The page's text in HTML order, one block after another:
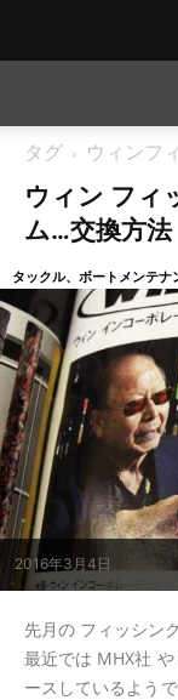
タグ ウィンフ
ウィン フィ
ム…交換方法
2016年3月4日
タックル、ボートメンテナ
先月の フィッシン
最近では MHX社
ースしているよう